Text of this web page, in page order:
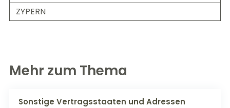
ZYPERN
Mehr zum Thema
Sonstige Vertragsstaaten und Adressen